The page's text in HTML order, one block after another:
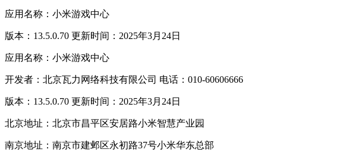
应用名称：小米游戏中心
版本：13.5.0.70 更新时间：2025年3月24日
应用名称：小米游戏中心
开发者：北京瓦力网络科技有限公司 电话：010-60606666
版本：13.5.0.70 更新时间：2025年3月24日
北京地址：北京市昌平区安居路小米智慧产业园
南京地址：南京市建邺区永初路37号小米华东总部